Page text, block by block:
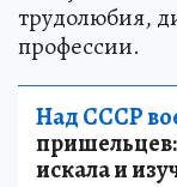
трудолюбия,
профессии.
Над СССР
пришельцев:
искала и